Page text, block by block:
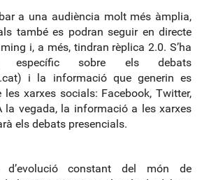
a una audiència molt més àmplia,
també es podran seguir en directe
i, a més, tindran rèplica 2.0. S’ha
sobre els debats
i la informació que generin es
xarxes socials: Facebook, Twitter,
la vegada, la informació a les xarxes
els debats presencials.
constant del món de